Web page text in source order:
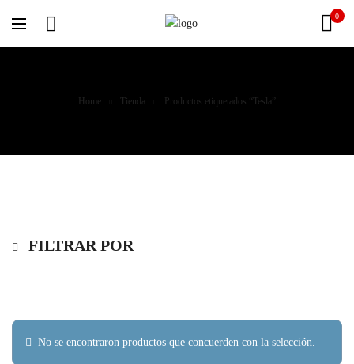
0
Home Tienda Productos etiquetados “Tesla”
FILTRAR POR
No se encontraron productos que concuerden con la selección.